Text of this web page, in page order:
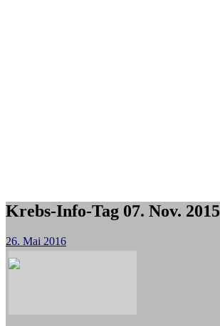
Krebs-Info-Tag 07. Nov. 2015
26. Mai 2016